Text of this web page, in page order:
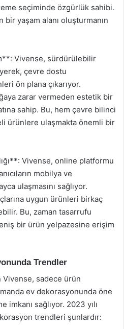
seçiminde özgürlük sahibi.
bir yaşam alanı oluşturmanın
Vivense, sürdürülebilir
çevre dostu
ön plana çıkarıyor.
zarar vermeden estetik bir
sahip. Bu, hem çevre bilinci
ürünlere ulaşmakta önemli bir
Vivense, online platformu
mobilya ve
ulaşmasını sağlıyor.
uygun ürünleri birkaç
Bu, zaman tasarrufu
bir ürün yelpazesine erişim
Trendler
Vivense, sadece ürün
ev dekorasyonunda öne
imkanı sağlıyor. 2023 yılı
trendleri şunlardır: